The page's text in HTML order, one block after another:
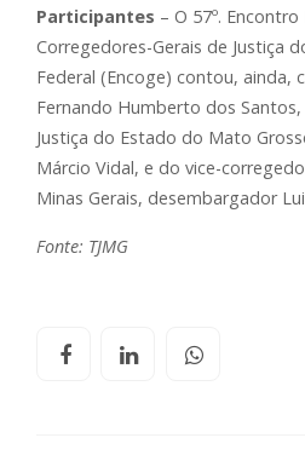
Participantes – O 57º.
Corregedores-Gerais de Justiça
Federal (Encoge) contou, ainda,
Fernando Humberto dos
Justiça do Estado do Mato
Márcio Vidal, e do vice-
Minas Gerais, desembargador
Fonte: TJMG